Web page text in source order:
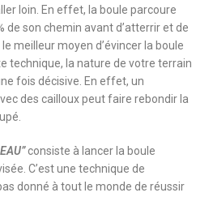
loin. En effet, la boule parcoure
de son chemin avant d’atterrir et de
meilleur moyen d’évincer la boule
technique, la nature de votre terrain
fois décisive. En effet, un
des cailloux peut faire rebondir la
consiste à lancer la boule
C’est une technique de
donné à tout le monde de réussir